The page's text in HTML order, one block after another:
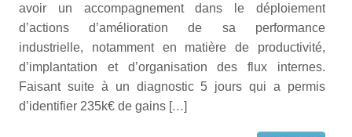
avoir un accompagnement dans le déploiement
d’actions d’amélioration de sa performance
industrielle, notamment en matière de productivité,
d’implantation et d’organisation des flux internes.
Faisant suite à un diagnostic 5 jours qui a permis
d’identifier 235k€ de gains […]